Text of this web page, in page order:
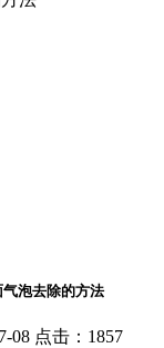
泡去除的方法
08 点击：1857